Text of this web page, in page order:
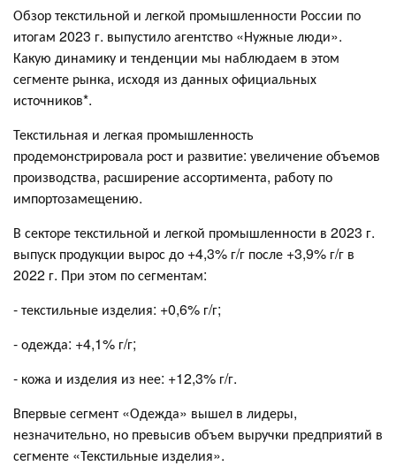
Обзор текстильной и легкой промышленности России по
итогам 2023 г. выпустило агентство «Нужные люди».
Какую динамику и тенденции мы наблюдаем в этом
сегменте рынка, исходя из данных официальных
источников*.
Текстильная и легкая промышленность
продемонстрировала рост и развитие: увеличение объемов
производства, расширение ассортимента, работу по
импортозамещению.
В секторе текстильной и легкой промышленности в 2023 г.
выпуск продукции вырос до +4,3% г/г после +3,9% г/г в
2022 г. При этом по сегментам:
- текстильные изделия: +0,6% г/г;
- одежда: +4,1% г/г;
- кожа и изделия из нее: +12,3% г/г.
Впервые сегмент «Одежда» вышел в лидеры,
незначительно, но превысив объем выручки предприятий в
сегменте «Текстильные изделия».